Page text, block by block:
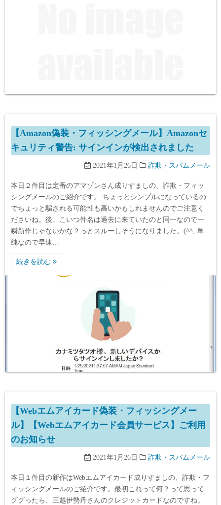
【Amazon偽装・フィッシングメール】Amazonセ
キュリティ警告: サインインが検出されました
2021年1月26日 詐欺・スパムメール
本日２件目は定番のアマゾンさん成りすましの、詐欺・フィッ
シングメールのご紹介です。 ちょっとシンプルになっているの
でちょっと騙される可能性も高いかもしれませんのでご注意く
ださいね。後、こいつ件名は過去に来ていたのと同一なので一
瞬新作じゃないかな？っとスルーしそうになりました。(^^; 単
純なので早速…
続きを読む
【Webエムアイカード偽装・フィッシングメー
ル】【Webエムアイカード会員サービス】ご利用
のお知らせ
2021年1月26日 詐欺・スパムメール
本日１件目の新作はWebエムアイカード成りすましの、詐欺・フ
ィッシングメールのご紹介です。最初これって何？って思って
ググったら、三越伊勢丹さんのクレジットカードなのですね。